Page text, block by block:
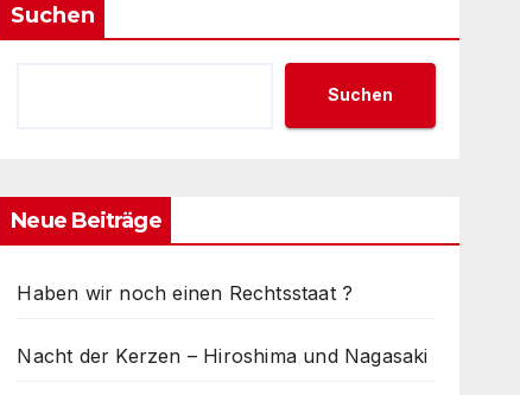
Suchen
Suchen
Neue Beiträge
Haben wir noch einen Rechtsstaat ?
Nacht der Kerzen – Hiroshima und Nagasaki